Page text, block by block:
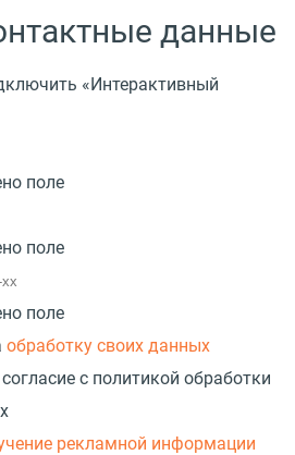
данные
«Интерактивный
поле
поле
поле
обработку своих данных
с политикой обработки
рекламной информации